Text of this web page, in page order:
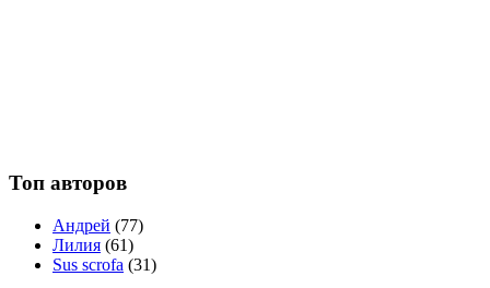
Топ авторов
Андрей (77)
Лилия (61)
Sus scrofa (31)